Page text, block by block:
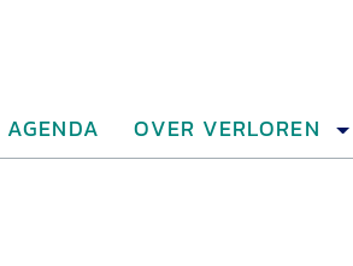
AGENDA OVER VERLOREN